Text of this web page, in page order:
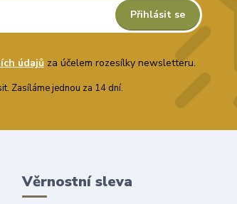
Přihlásit se
údajůza účelem rozesílky newsletteru.
Zasíláme jednou za 14 dní.
Věrnostní sleva